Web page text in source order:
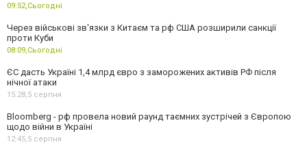
09:52,Сьогодні
Через військові зв'язки з Китаєм та рф США розширили санкції
проти Куби
08:09,Сьогодні
ЄС дасть Україні 1,4 млрд євро з заморожених активів РФ після
нічної атаки
15:28,5 серпня
Bloomberg - рф провела новий раунд таємних зустрічей з Європою
щодо війни в Україні
12:45,5 серпня